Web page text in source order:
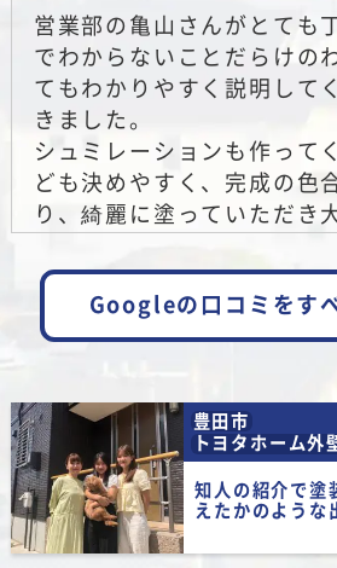
営業部の亀山さんがとても
でわからないことだらけの
てもわかりやすく説明して
きました。
シュミレーションも作って
ども決めやすく、完成の色
り、綺麗に塗っていただき
ありがとうございました。
★★★★★ 2026/08/07
ご近所で工事をしていたの
ョールームに行ってみまし
Googleの口コミをす
豊田市
トヨタホーム外
知人の紹介で塗
えたかのような